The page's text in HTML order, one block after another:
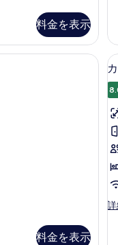
料金を表示
セ
ル
ル
ム
性
用
禁
煙
の
細
料金を表示
カ